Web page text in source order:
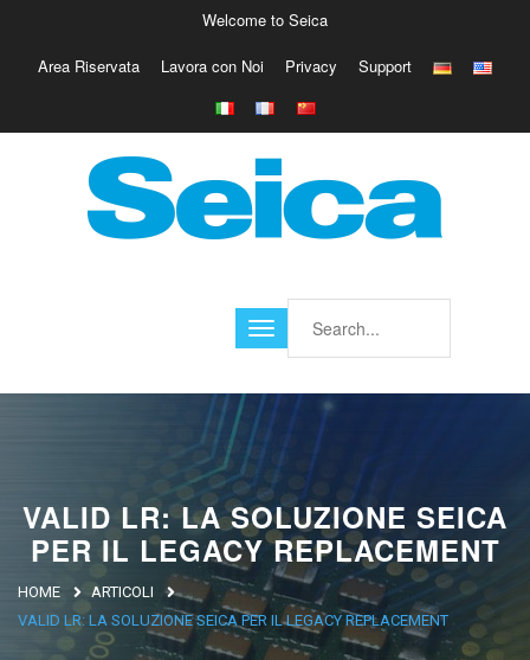
Europe
Italy
Austria
Belgio
Brasile
Asia
Welcome to Seica
Area Riservata Lavora con Noi Privacy Support
VALID LR: LA SOLUZIONE SEICA
PER IL LEGACY REPLACEMENT
HOME
ARTICOLI
VALID LR: LA SOLUZIONE SEICA PER IL LEGACY REPLACEMENT